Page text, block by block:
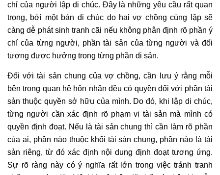
chỉ của người lập di chúc. Đây là những yêu cầu rất quan
trọng, bởi một bản di chúc do hai vợ chồng cùng lập sẽ
càng dễ phát sinh tranh cãi nếu không phân định rõ phần ý
chí của từng người, phần tài sản của từng người và đối
tượng được hưởng trong từng phần di sản.
Đối với tài sản chung của vợ chồng, cần lưu ý rằng mỗi
bên trong quan hệ hôn nhân đều có quyền đối với phần tài
sản thuộc quyền sở hữu của mình. Do đó, khi lập di chúc,
từng người cần xác định rõ phạm vi tài sản mà mình có
quyền định đoạt. Nếu là tài sản chung thì cần làm rõ phần
của ai, phần nào thuộc khối tài sản chung, phần nào là tài
sản riêng, từ đó xác định nội dung định đoạt tương ứng.
Sự rõ ràng này có ý nghĩa rất lớn trong việc tránh tranh